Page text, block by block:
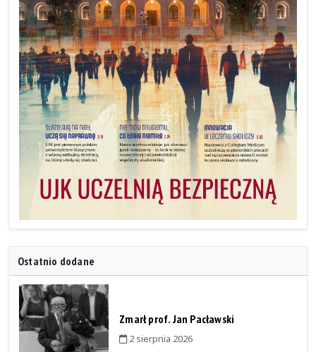
Ostatnio dodane
Zmarł prof. Jan Pacławski
2 sierpnia 2026